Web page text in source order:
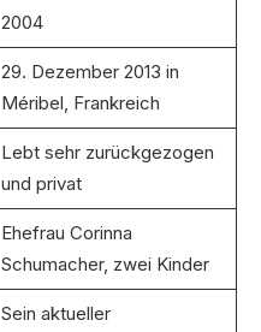
2004
29. Dezember 2013 in
Méribel, Frankreich
Lebt sehr zurückgezogen
und privat
Ehefrau Corinna
Schumacher, zwei Kinder
Sein aktueller